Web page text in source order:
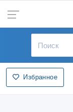
Избранное